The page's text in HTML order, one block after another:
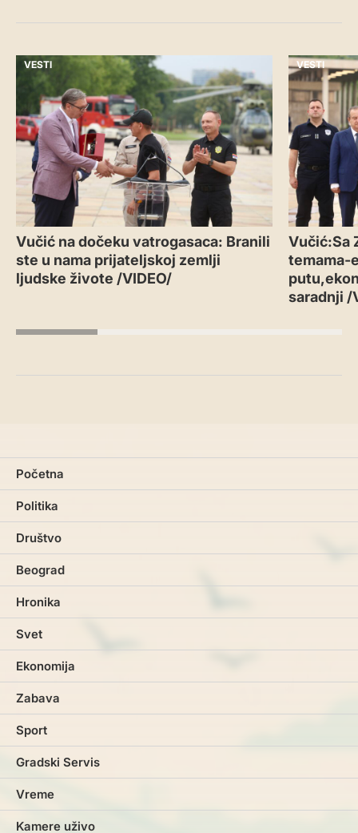
VESTI
Vučić na dočeku vatrogasaca: Branili
ste u nama prijateljskoj zemlji
ljudske živote /VIDEO/
VESTI
Vučić:Sa
temama-
saradnji /
Početna
Politika
Društvo
Beograd
Hronika
Svet
Ekonomija
Zabava
Sport
Gradski Servis
Vreme
Kamere uživo